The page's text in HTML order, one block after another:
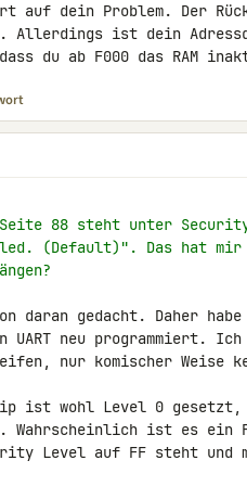
auf dein Problem. Der
Allerdings ist dein
du ab F000 das RAM
88 steht unter
(Default)". Das hat mir
daran gedacht. Daher
UART neu programmiert. Ich
nur komischer Weise
ist wohl Level 0 gesetzt,
Wahrscheinlich ist es
Level auf FF steht und